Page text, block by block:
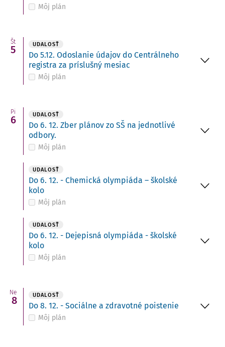
Môj plán
Št
5 UDALOSŤ
Do 5.12. Odoslanie údajov do Centrálneho
registra za príslušný mesiac
Môj plán
Pi
6 UDALOSŤ
Do 6. 12. Zber plánov zo SŠ na jednotlivé
odbory.
Môj plán
UDALOSŤ
Do 6. 12. - Chemická olympiáda – školské
kolo
Môj plán
UDALOSŤ
Do 6. 12. - Dejepisná olympiáda - školské
kolo
Môj plán
Ne
8 UDALOSŤ
Do 8. 12. - Sociálne a zdravotné poistenie
Môj plán